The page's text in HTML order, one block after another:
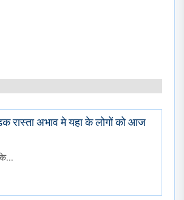
रास्ता अभाव मे यहा के लोगों को आज
के...